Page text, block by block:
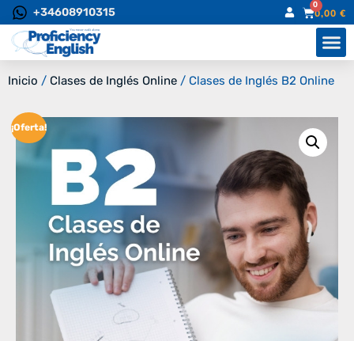
+34608910315 0,00 €
0
Inicio / Clases de Inglés Online / Clases de Inglés B2 Online
¡Oferta!